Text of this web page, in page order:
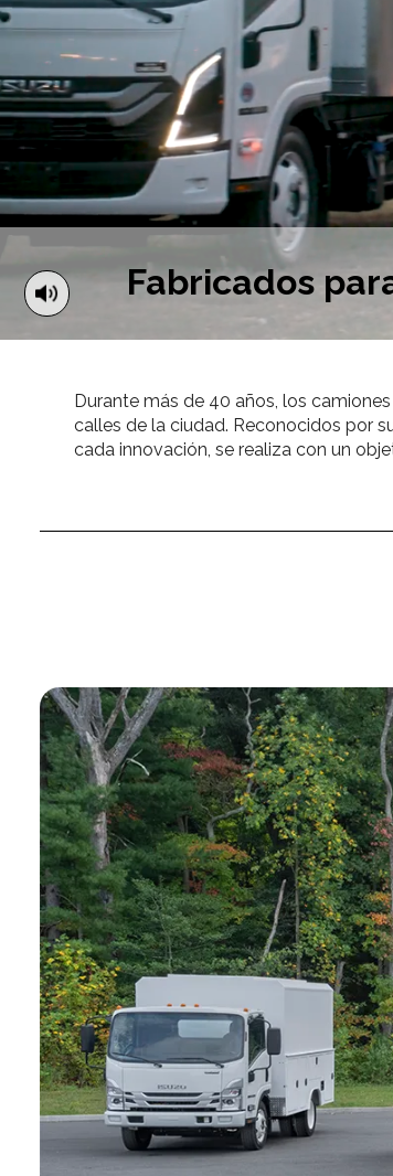
Fabricados
Durante más de 40 años, los
calles de la ciudad. Reconocidos por
cada innovación, se realiza con un